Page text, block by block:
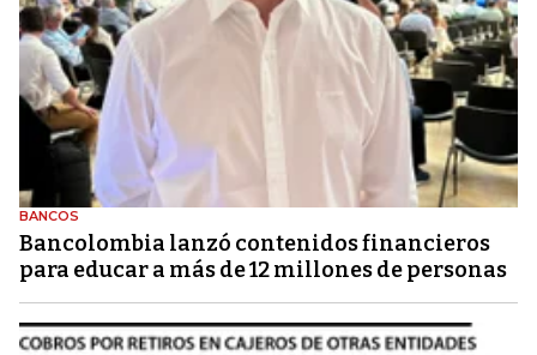
BANCOS
Bancolombia lanzó contenidos financieros
para educar a más de 12 millones de personas